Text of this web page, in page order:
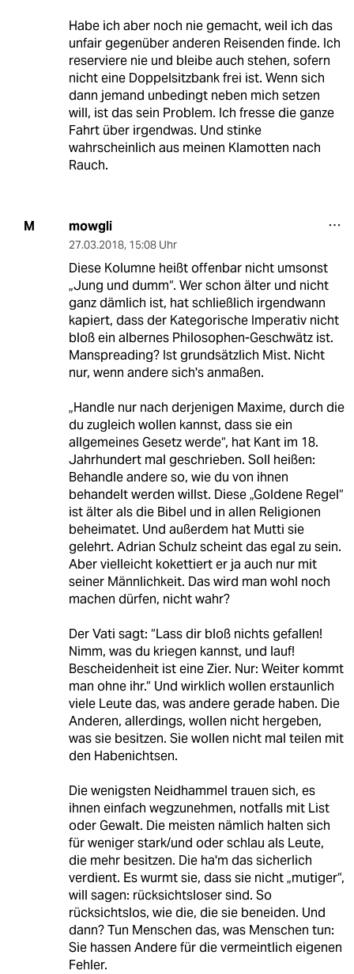
Habe ich aber noch nie gemacht, weil ich das
unfair gegenüber anderen Reisenden finde. Ich
reserviere nie und bleibe auch stehen, sofern
nicht eine Doppelsitzbank frei ist. Wenn sich
dann jemand unbedingt neben mich setzen
will, ist das sein Problem. Ich fresse die ganze
Fahrt über irgendwas. Und stinke
wahrscheinlich aus meinen Klamotten nach
Rauch.
M mowgli
27.03.2018, 15:08 Uhr
Diese Kolumne heißt offenbar nicht umsonst
„Jung und dumm“. Wer schon älter und nicht
ganz dämlich ist, hat schließlich irgendwann
kapiert, dass der Kategorische Imperativ nicht
bloß ein albernes Philosophen-Geschwätz ist.
Manspreading? Ist grundsätzlich Mist. Nicht
nur, wenn andere sich's anmaßen.
„Handle nur nach derjenigen Maxime, durch die
du zugleich wollen kannst, dass sie ein
allgemeines Gesetz werde“, hat Kant im 18.
Jahrhundert mal geschrieben. Soll heißen:
Behandle andere so, wie du von ihnen
behandelt werden willst. Diese „Goldene Regel“
ist älter als die Bibel und in allen Religionen
beheimatet. Und außerdem hat Mutti sie
gelehrt. Adrian Schulz scheint das egal zu sein.
Aber vielleicht kokettiert er ja auch nur mit
seiner Männlichkeit. Das wird man wohl noch
machen dürfen, nicht wahr?
Der Vati sagt: “Lass dir bloß nichts gefallen!
Nimm, was du kriegen kannst, und lauf!
Bescheidenheit ist eine Zier. Nur: Weiter kommt
man ohne ihr.“ Und wirklich wollen erstaunlich
viele Leute das, was andere gerade haben. Die
Anderen, allerdings, wollen nicht hergeben,
was sie besitzen. Sie wollen nicht mal teilen mit
den Habenichtsen.
Die wenigsten Neidhammel trauen sich, es
ihnen einfach wegzunehmen, notfalls mit List
oder Gewalt. Die meisten nämlich halten sich
für weniger stark/und oder schlau als Leute,
die mehr besitzen. Die ha'm das sicherlich
verdient. Es wurmt sie, dass sie nicht „mutiger“,
will sagen: rücksichtsloser sind. So
rücksichtslos, wie die, die sie beneiden. Und
dann? Tun Menschen das, was Menschen tun:
Sie hassen Andere für die vermeintlich eigenen
Fehler.